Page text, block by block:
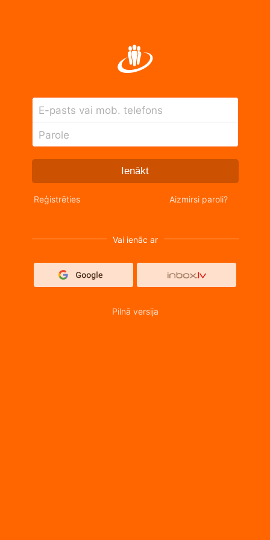
E-pasts vai mob. telefons
Parole
Ienākt
Reģistrēties Aizmirsi paroli?
Vai ienāc ar
Pilnā versija